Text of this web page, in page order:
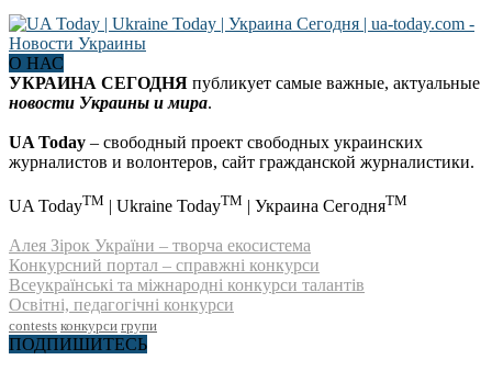
О НАС
УКРАИНА СЕГОДНЯ публикует самые важные, актуальные
новости Украины и мира.
UA Today – свободный проект свободных украинских
журналистов и волонтеров, сайт гражданской журналистики.
UA TodayTM | Ukraine TodayTM | Украина СегодняTM
Алея Зірок України – творча екосистема
Конкурсний портал – справжні конкурси
Всеукраїнські та міжнародні конкурси талантів
Освітні, педагогічні конкурси
contests конкурси групи
ПОДПИШИТЕСЬ